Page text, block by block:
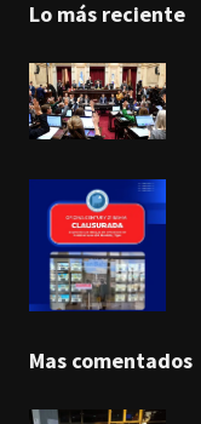
Lo más reciente
Mas comentados